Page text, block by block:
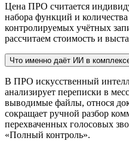
Цена ПРО считается
набора функций и
контролируемых учётных
рассчитаем стоимость и
Что именно даёт ИИ в
В ПРО искусственный
анализирует переписки в
выводимые файлы, относя
сокращает ручной разбор
перехваченных голосовых
«Полный контроль».